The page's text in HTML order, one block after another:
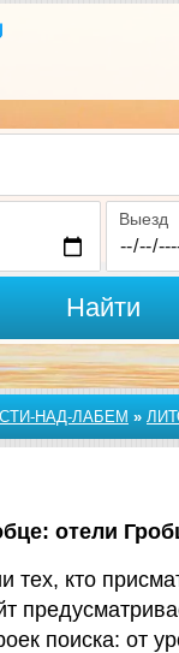
Выезд
Найти
НАД-ЛАБЕМ »
отели
тех, кто
поиска: от